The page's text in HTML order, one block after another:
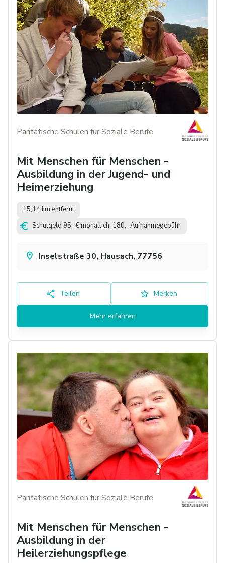
Paritätische Schulen für Soziale Berufe
Mit Menschen für Menschen -
Ausbildung in der Jugend- und
Heimerziehung
15,14 km entfernt
Schulgeld 95,-€ monatlich, 180,- Aufnahmegebühr
Inselstraße 30, Hausach, 77756
Teilen Merken
Mehr erfahren
Paritätische Schulen für Soziale Berufe
Mit Menschen für Menschen -
Ausbildung in der
Heilerziehungspflege